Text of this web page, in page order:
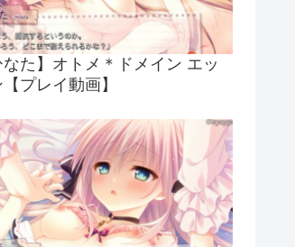
なた】オトメ＊ドメイン エッ
プレイ動画】